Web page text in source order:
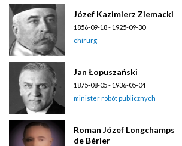
Józef Kazimierz Ziemacki
1856-09-18 - 1925-09-30
chirurg
Jan Łopuszański
1875-08-05 - 1936-05-04
minister robót publicznych
Roman Józef Longchamps
de Bérier